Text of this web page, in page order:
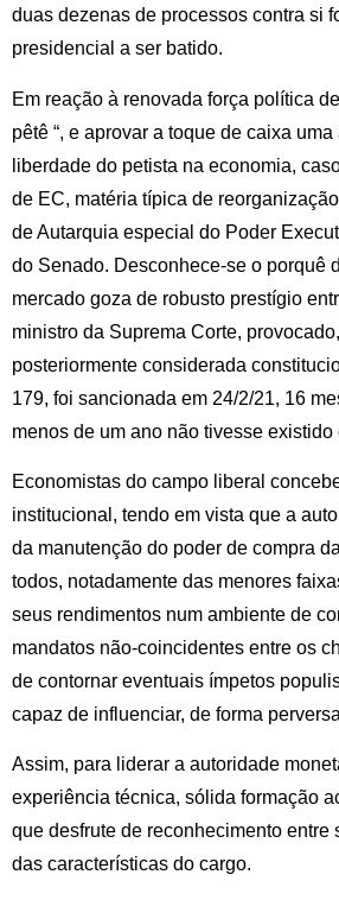
duas dezenas de processos contra si
presidencial a ser batido.
Em reação à renovada força política
pêtê “, e aprovar a toque de caixa
liberdade do petista na economia,
de EC, matéria típica de
de Autarquia especial do Poder
do Senado. Desconhece-se o porquê
mercado goza de robusto prestígio
ministro da Suprema Corte,
posteriormente considerada
179, foi sancionada em 24/2/21, 16
menos de um ano não tivesse
Economistas do campo liberal
institucional, tendo em vista que a
da manutenção do poder de compra
todos, notadamente das menores
seus rendimentos num ambiente de
mandatos não-coincidentes entre os
de contornar eventuais ímpetos
capaz de influenciar, de forma
Assim, para liderar a autoridade
experiência técnica, sólida formação
que desfrute de reconhecimento
das características do cargo.